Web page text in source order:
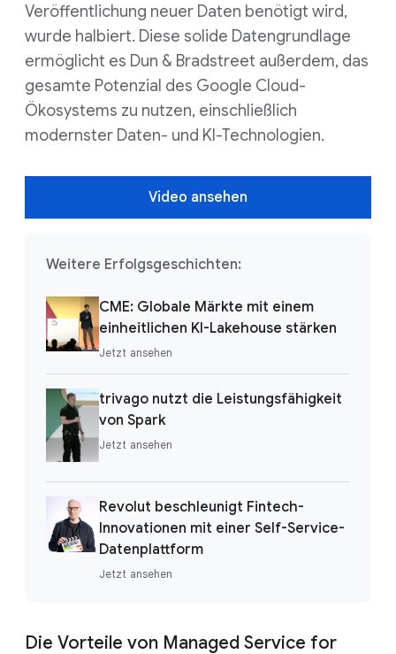
Veröffentlichung neuer Daten benötigt wird,
wurde halbiert. Diese solide Datengrundlage
ermöglicht es Dun & Bradstreet außerdem, das
gesamte Potenzial des Google Cloud-
Ökosystems zu nutzen, einschließlich
modernster Daten- und KI-Technologien.
Video ansehen
Weitere Erfolgsgeschichten:
CME: Globale Märkte mit einem
einheitlichen KI-Lakehouse stärken
Jetzt ansehen
trivago nutzt die Leistungsfähigkeit
von Spark
Jetzt ansehen
Revolut beschleunigt Fintech-
Innovationen mit einer Self-Service-
Datenplattform
Jetzt ansehen
Die Vorteile von Managed Service for